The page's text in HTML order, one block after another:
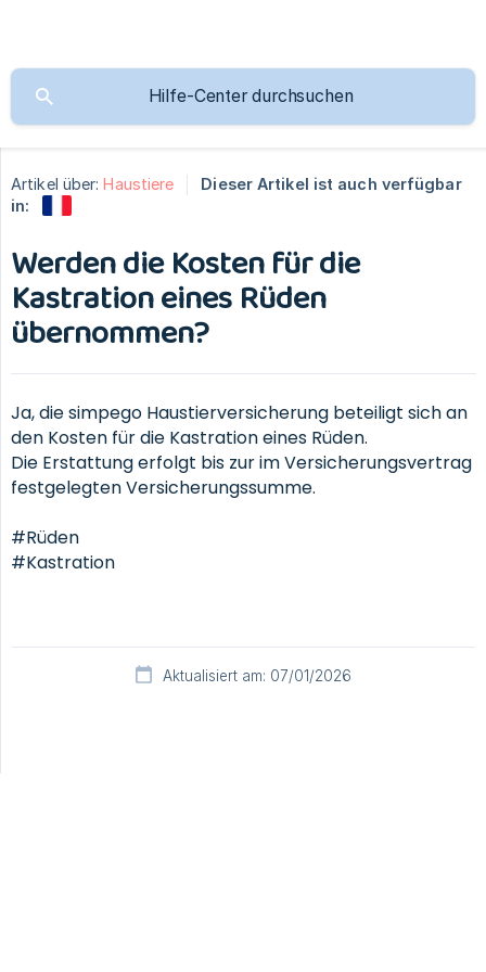
Artikel über: Haustiere
Dieser Artikel ist auch verfügbar
in:
Werden die Kosten für die
Kastration eines Rüden
übernommen?
Ja, die simpego Haustierversicherung beteiligt sich an
den Kosten für die Kastration eines Rüden.
Die Erstattung erfolgt bis zur im Versicherungsvertrag
festgelegten Versicherungssumme.
#Rüden
#Kastration
Aktualisiert am: 07/01/2026